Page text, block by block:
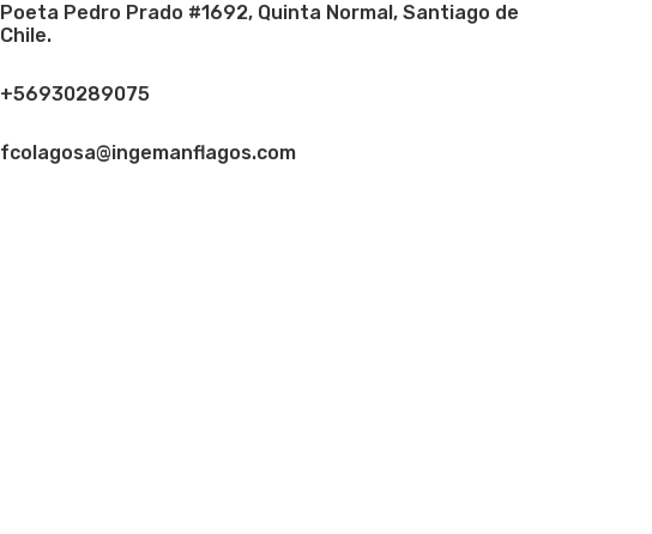
Poeta Pedro Prado #1692, Quinta Normal, Santiago de
Chile.
+56930289075
fcolagosa@ingemanflagos.com